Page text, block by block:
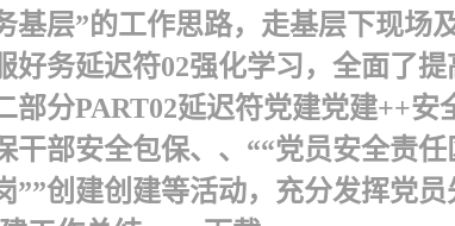
层”的工作思路，走基层下现场
务 延迟符02强化学习，全面了
分PART02 延迟符党建党建++安
部安全包保、、““党员安全责
创建创建等活动，充分发挥党员